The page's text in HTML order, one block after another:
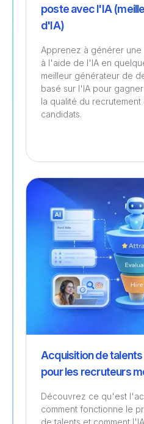
poste avec l'IA
d'IA)
Apprenez à générer
à l'aide de l'IA en
meilleur générateur de
basé sur l'IA pour
la qualité du
candidats.
Recrutement
Acquisition de talents
pour les recruteurs
Découvrez ce qu'est
comment fonctionne le